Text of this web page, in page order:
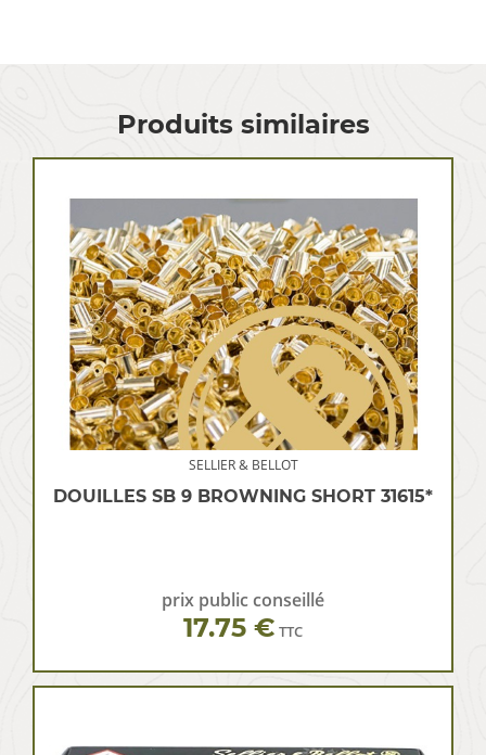
Produits similaires
SELLIER & BELLOT
DOUILLES SB 9 BROWNING SHORT 31615*
prix public conseillé
17.75 € TTC